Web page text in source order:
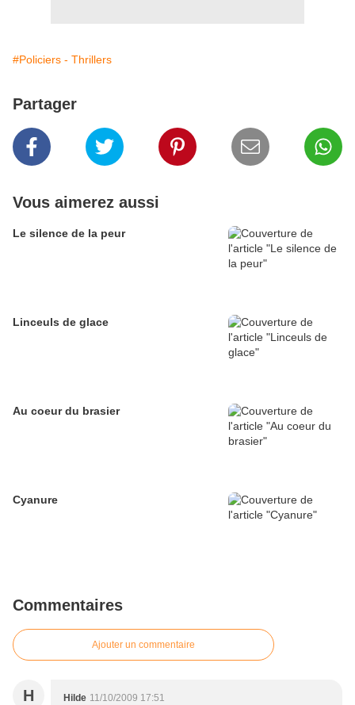
#Policiers - Thrillers
Partager
Vous aimerez aussi
Le silence de la peur
Linceuls de glace
Au coeur du brasier
Cyanure
Commentaires
Ajouter un commentaire
H Hilde 11/10/2009 17:51